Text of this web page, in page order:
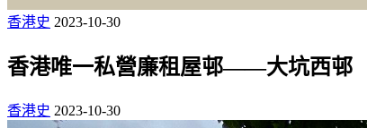
香港史 2023-10-30
香港唯一私營廉租屋邨——大坑西邨
香港史 2023-10-30